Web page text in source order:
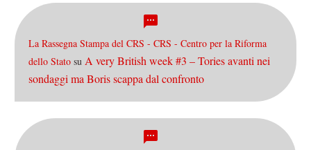
La Rassegna Stampa del CRS - CRS - Centro per la Riforma
dello Stato su A very British week #3 – Tories avanti nei
sondaggi ma Boris scappa dal confronto